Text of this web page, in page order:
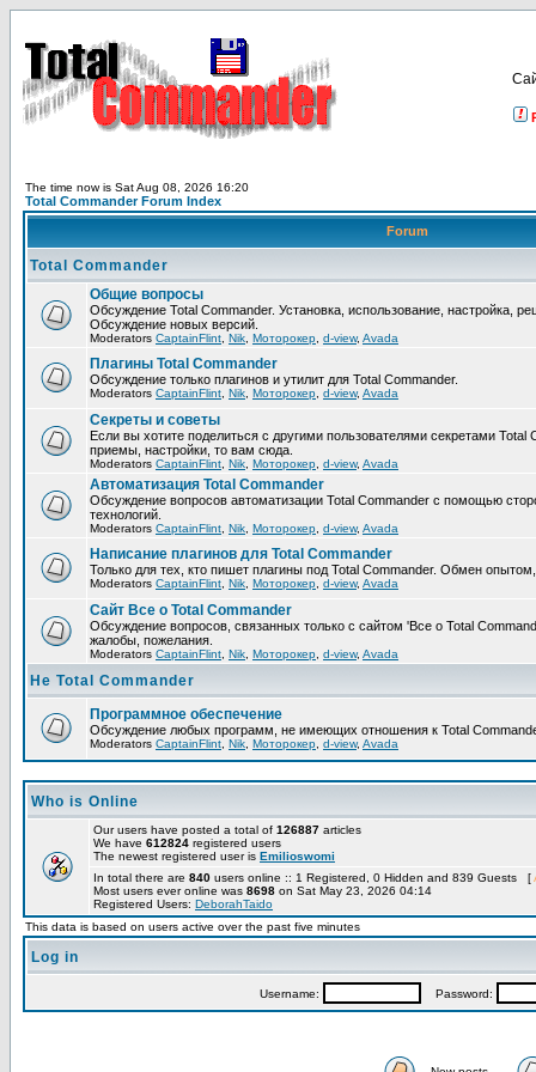
The time now is Sat Aug 08, 2026 16:20
Total Commander Forum Index
Forum
Total Commander
Общие вопросы
Обсуждение Total Commander. Установка, использование, настройка,
Обсуждение новых версий.
Moderators CaptainFlint Nik Моторокер d-view, Avada
Плагины Total Commander
Обсуждение только плагинов и утилит для Total Commander.
Moderators CaptainFlint Nik Моторокер d-view, Avada
Секреты и советы
Если вы хотите поделиться с другими пользователями секретами Total
приемы, настройки, то вам сюда.
Moderators CaptainFlint Nik Моторокер d-view, Avada
Автоматизация Total Commander
Обсуждение вопросов автоматизации Total Commander с помощью
технологий.
Moderators CaptainFlint Nik Моторокер d-view, Avada
Написание плагинов для Total Commander
Только для тех, кто пишет плагины под Total Commander. Обмен
Moderators CaptainFlint Nik Моторокер d-view, Avada
Сайт Все о Total Commander
Обсуждение вопросов, связанных только с сайтом 'Все о Total
жалобы, пожелания.
Moderators CaptainFlint Nik Моторокер d-view, Avada
Не Total Commander
Программное обеспечение
Обсуждение любых программ, не имеющих отношения к Total
Moderators CaptainFlint Nik Моторокер d-view, Avada
Who is Online
Our users have posted a total of 126887 articles
We have 612824 registered users
The newest registered user is Emilioswomi
In total there are 840 users online :: 1 Registered, 0 Hidden and 839 Guests [
Most users ever online was 8698 on Sat May 23, 2026 04:14
Registered Users: DeborahTaido
This data is based on users active over the past five minutes
Log in
Username: Password: